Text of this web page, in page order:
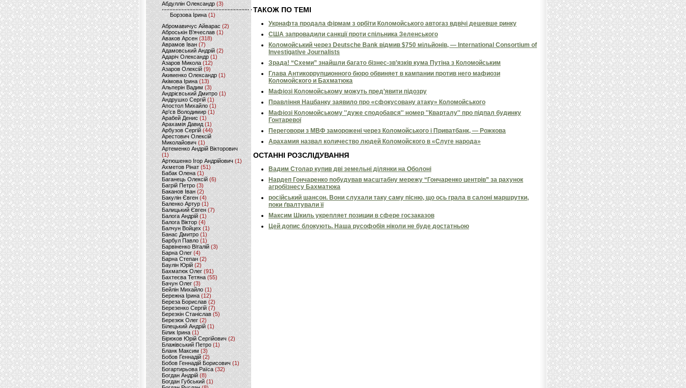
Абдуллін Олександр (3)
Борзова Ірина(1)
Абромавичус Айварас (2)
Аброськін В’ячеслав(1)
Аваков Арсен (318)
Аврамов Іван (7)
Адамовський Андрій(2)
Адаріч Олександр (1)
Азаров Микола (12)
Азаров Олексій (9)
Акименко Олександр(1)
Акімова Ірина(13)
Альперін Вадим (3)
Андрієвський Дмитро(1)
Андрушко Сергій(1)
Апостол Михайло(1)
Ар'єв Володимир (1)
Арабей Денис(1)
Арахамія Давид (1)
Арбузов Сергій (44)
Арестович Олексій
Миколайович(1)
Артеменко Андрій Вікторович
(1)
Артюшенко Ігор Андрійович(1)
Ахметов Рінат(51)
Бабак Олена(1)
Баганець Олексій(6)
Багрій Петро (3)
Баканов Іван(2)
Бакулін Євген (4)
Баленко Артур(1)
Балицький Євген(7)
Балога Андрій (1)
Балога Віктор (4)
Балчун Войцех (1)
Банас Дмитро (1)
Барбул Павло(1)
Барвіненко Віталій(3)
Барна Олег (4)
Барна Степан (2)
Баулін Юрій (2)
Бахматюк Олег (91)
Бахтеєва Тетяна(55)
Бачун Олег (3)
Бейлін Михайло (1)
Бережна Ірина(12)
Береза Борислав(2)
Березенко Сергій (7)
Березкін Станіслав (5)
Березюк Олег(2)
Білецький Андрій (1)
Білик Ірина (1)
Бірюков Юрій Сергійович (2)
Блажівський Петро (1)
Бланк Максим(3)
Бобов Геннадій (2)
Бобов Геннадій Борисович (1)
Богартирьова Раїса (32)
Богдан Андрій(8)
Богдан Губський (1)
ТАКОЖ ПО ТЕМІ
Укрнафта продала фірмам з орбіти Коломойського автогаз вдвічі дешевше ринку
США запровадили санкції проти спільника Зеленського
Коломойський через Deutsche Bank відмив $750 мільйонів, — International Consortium of
Investigative Journalists
Зрада! “Схеми” знайшли багато бізнес-зв’язків кума Путіна з Коломойським
Глава Антикоррупционного бюро обвиняет в кампании против него мафиози
Коломойского и Бахматюка
Мафіозі Коломойському можуть пред’явити підозру
Правління Нацбанку заявило про «сфокусовану атаку» Коломойського
Мафіозі Коломойському ''дуже сподобався'' номер ''Кварталу'' про підпал будинку
Гонтаревої
Переговори з МВФ заморожені через Коломойського і Приватбанк, — Рожкова
Арахамия назвал количество людей Коломойского в «Слуге народа»
ОСТАННІ РОЗСЛІДУВАННЯ
Вадим Столар купив дві земельні ділянки на Оболоні
Нардеп Гончаренко побудував масштабну мережу “Гончаренко центрів” за рахунок
агробізнесу Бахматюка
російський шансон. Вони слухали таку саму пісню, що ось грала в салоні маршрутки,
поки ґвалтували її
Максим Шкиль укрепляет позиции в сфере госзаказов
Цей допис блокують. Наша русофобія ніколи не буде достатньою